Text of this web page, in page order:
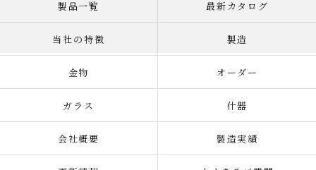
製品一覧 最新カタログ
当社の特徴 製造
金物 オーダー
ガラス 什器
会社概要 製造実績